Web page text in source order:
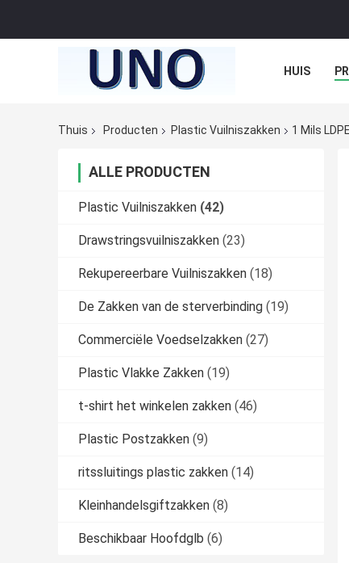
HUIS
Thuis Producten Plastic Vuilniszakken 1 Mils
ALLE PRODUCTEN
Plastic Vuilniszakken (42)
Drawstringsvuilniszakken (23)
Rekupereerbare Vuilniszakken (18)
De Zakken van de sterverbinding (19)
Commerciële Voedselzakken (27)
Plastic Vlakke Zakken (19)
t-shirt het winkelen zakken (46)
Plastic Postzakken (9)
ritssluitings plastic zakken (14)
Kleinhandelsgiftzakken (8)
Beschikbaar Hoofdglb (6)